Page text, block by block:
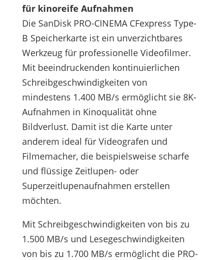
für kinoreife Aufnahmen
Die SanDisk PRO-CINEMA CFexpress Type-
B Speicherkarte ist ein unverzichtbares
Werkzeug für professionelle Videofilmer.
Mit beeindruckenden kontinuierlichen
Schreibgeschwindigkeiten von
mindestens 1.400 MB/s ermöglicht sie 8K-
Aufnahmen in Kinoqualität ohne
Bildverlust. Damit ist die Karte unter
anderem ideal für Videografen und
Filmemacher, die beispielsweise scharfe
und flüssige Zeitlupen- oder
Superzeitlupenaufnahmen erstellen
möchten.
Mit Schreibgeschwindigkeiten von bis zu
1.500 MB/s und Lesegeschwindigkeiten
von bis zu 1.700 MB/s ermöglicht die PRO-